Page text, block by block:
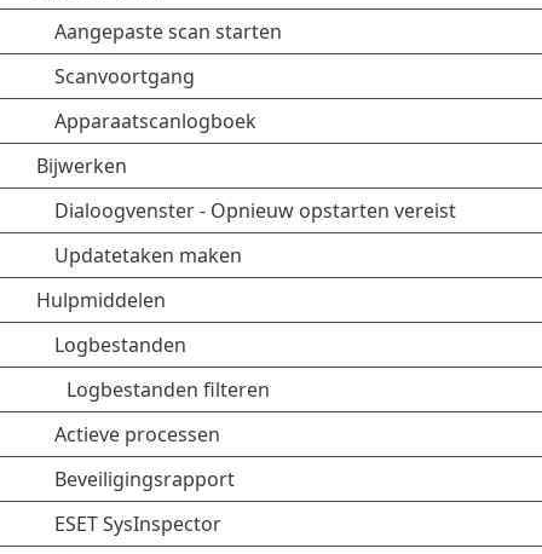
Aangepaste scan starten
Scanvoortgang
Apparaatscanlogboek
Bijwerken
Dialoogvenster - Opnieuw opstarten vereist
Updatetaken maken
Hulpmiddelen
Logbestanden
Logbestanden filteren
Actieve processen
Beveiligingsrapport
ESET SysInspector